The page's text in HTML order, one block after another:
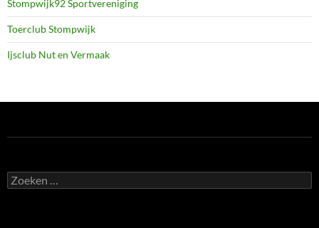
Stompwijk92 Sportvereniging
Toerclub Stompwijk
Ijsclub Nut en Vermaak
Zoeken
naar: